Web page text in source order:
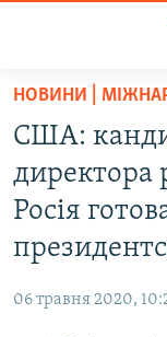
Перейти
основного
матеріалу
Перейти
до
основної
Перейти
СТАТТІ
СУСПІЛЬСТВО
ДОНБАС.РЕАЛІЇ
НОВИНИ |
США:
директора
Росія
06 травня 2020,